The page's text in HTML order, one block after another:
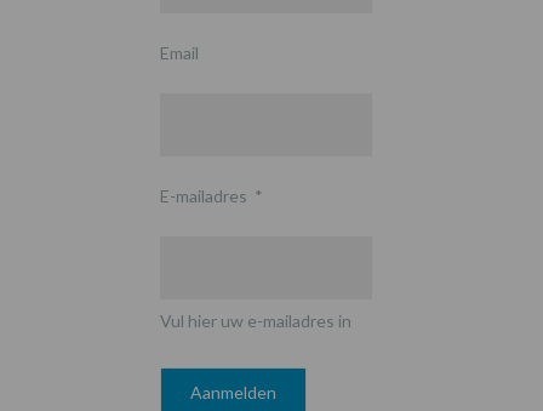
Email
E-mailadres *
Vul hier uw e-mailadres in